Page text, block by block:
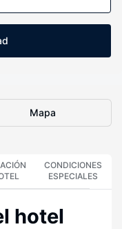
Mapa
CONDICIONES
ESPECIALES
hotel